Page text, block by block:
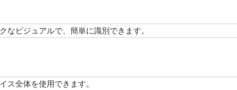
なビジュアルで、簡単に識別できます。
ス全体を使用できます。